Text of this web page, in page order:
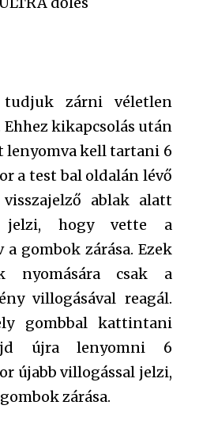
zárni véletlen
Ehhez kikapcsolás után
lenyomva kell tartani 6
a test bal oldalán lévő
ablak alatt
jelzi, hogy vette a
gombok zárása. Ezek
nyomására csak a
villogásával reagál.
gombbal kattintani
újra lenyomni 6
újabb villogással jelzi,
zárása.